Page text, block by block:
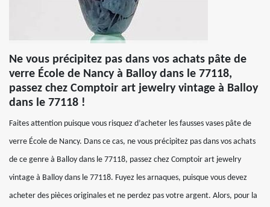
Ne vous précipitez pas dans vos achats pâte de
verre École de Nancy à Balloy dans le 77118,
passez chez Comptoir art jewelry vintage à Balloy
dans le 77118 !
Faites attention puisque vous risquez d’acheter les fausses vases pâte de
verre École de Nancy. Dans ce cas, ne vous précipitez pas dans vos achats
de ce genre à Balloy dans le 77118, passez chez Comptoir art jewelry
vintage à Balloy dans le 77118. Fuyez les arnaques, puisque vous devez
acheter des pièces originales et ne perdez pas votre argent. Alors, pour la